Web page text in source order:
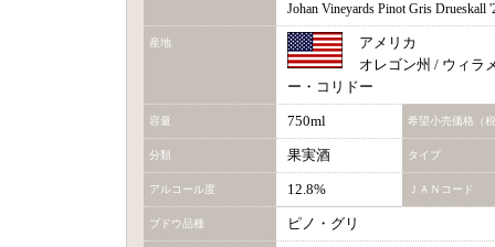
Johan Vineyards Pinot Gris Drueskall
産地
アメリカ
オレゴン州 / ウィラ
ー・コリドー
容量 750ml 希望小売価格（
分類 果実酒 タイプ
アルコール度 12.8% ＪＡＮコード
ブドウ品種 ピノ・グリ